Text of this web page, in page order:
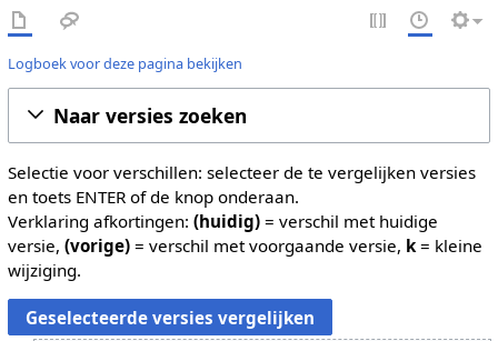
Logboek voor deze pagina bekijken
Naar versies zoeken
Selectie voor verschillen: selecteer de te vergelijken versies
en toets ENTER of de knop onderaan.
Verklaring afkortingen: (huidig)= verschil met huidige
versie, (vorige)= verschil met voorgaande versie, k= kleine
wijziging.